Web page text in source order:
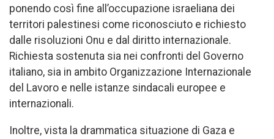
ponendo così fine all’occupazione israeliana dei
territori palestinesi come riconosciuto e richiesto
dalle risoluzioni Onu e dal diritto internazionale.
Richiesta sostenuta sia nei confronti del Governo
italiano, sia in ambito Organizzazione Internazionale
del Lavoro e nelle istanze sindacali europee e
internazionali.
Inoltre, vista la drammatica situazione di Gaza e